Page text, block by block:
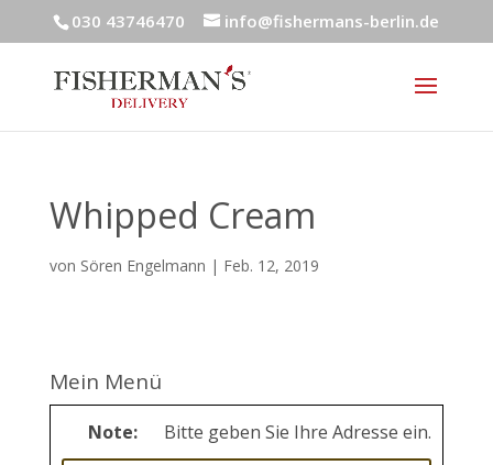
030 43746470 info@fishermans-berlin.de
Whipped Cream
von Sören Engelmann | Feb. 12, 2019
Mein Menü
Note: Bitte geben Sie Ihre Adresse ein.